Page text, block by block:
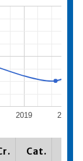
2019 2020
Cat.